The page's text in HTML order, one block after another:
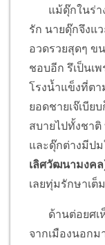
แม้ดุ๊กในร่าง
รัก นายดุ๊กจึงแ
อวดรวยสุดๆ ข
ชอบอีก รึเป็นเพ
โรงน้ำแข็งที่ต
ยอดชายเจ๊เบีย
สบายไปทั้งชาติ
และดุ๊กต่างมีปม
เลิศวัฒนามงค
เลยทุ่มรักษาเต็
ด้านต่อยศเห็
จากเมืองนอกม